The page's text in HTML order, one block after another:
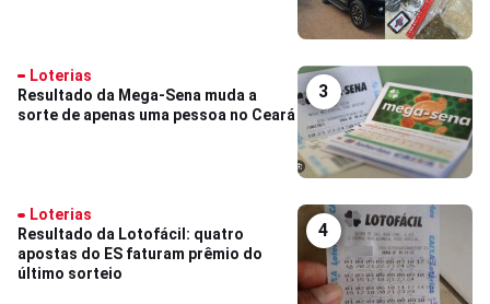
3
Loterias
Resultado da Mega-Sena muda a
sorte de apenas uma pessoa no Ceará
4
Loterias
Resultado da Lotofácil: quatro
apostas do ES faturam prêmio do
último sorteio